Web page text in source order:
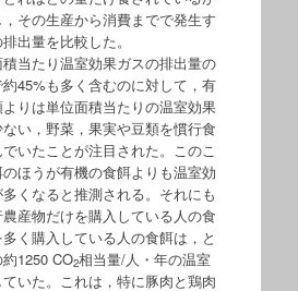
その生産から消費までで発生す
出量を比較した。
当たり温室効果ガスの排出量の
45%も多く含むのに対して，有
りは単位面積当たりの温室効果
い，野菜，果実や豆類を慣行食
いたことが注目された。このこ
ほうが有機の食餌よりも温室効
くなると推測される。それにも
産物だけを購入している人の食
く購入している人の食餌は，と
1250 CO2相当量/人・年の温室
いた。これは，特に豚肉と鶏肉